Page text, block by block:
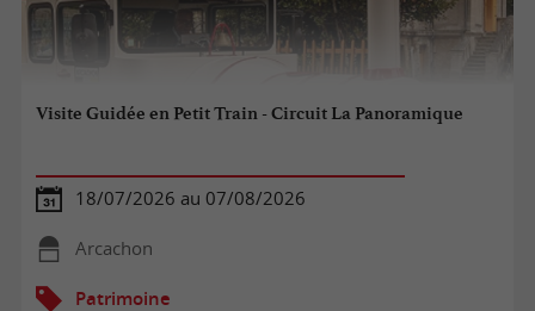
Visite Guidée en Petit Train - Circuit La Panoramique
18/07/2026 au 07/08/2026
Arcachon
Patrimoine